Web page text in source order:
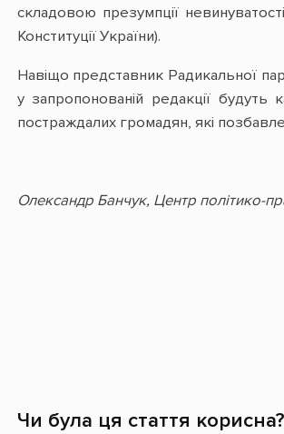
складовою презумпції
Конституції України).
Навіщо представник Радикальної
у запропонованій редакції будуть
постраждалих громадян, які
Олександр Банчук, Центр політико-
Чи була ця стаття корисна?